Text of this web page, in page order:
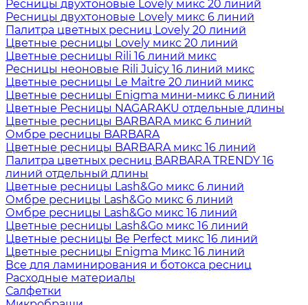
Ресницы двухтоновые Lovely микс 20 линий
Ресницы двухтоновые Lovely микс 6 линий
Палитра цветных ресниц Lovely 20 линий
Цветные ресницы Lovely микс 20 линий
Цветные ресницы Rili 16 линий микс
Ресницы неоновые Rili Juicy 16 линий микс
Цветные ресницы Le Maitre 20 линий микс
Цветные ресницы Enigma мини-микс 6 линий
Цветные Ресницы NAGARAKU отдельные длины
Цветные ресницы BARBARA микс 6 линий
Омбре ресницы BARBARA
Цветные ресницы BARBARA микс 16 линий
Палитра цветных ресниц BARBARA TRENDY 16
линий отдельный длины
Цветные ресницы Lash&Go микс 6 линий
Омбре ресницы Lash&Go микс 6 линий
Омбре ресницы Lash&Go микс 16 линий
Цветные ресницы Lash&Go микс 16 линий
Цветные ресницы Be Perfect микс 16 линий
Цветные ресницы Enigma Микс 16 линий
Все для ламинирования и ботокса ресниц
Расходные материалы
Салфетки